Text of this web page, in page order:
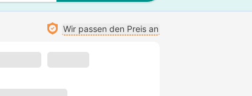
Wir passen den Preis an